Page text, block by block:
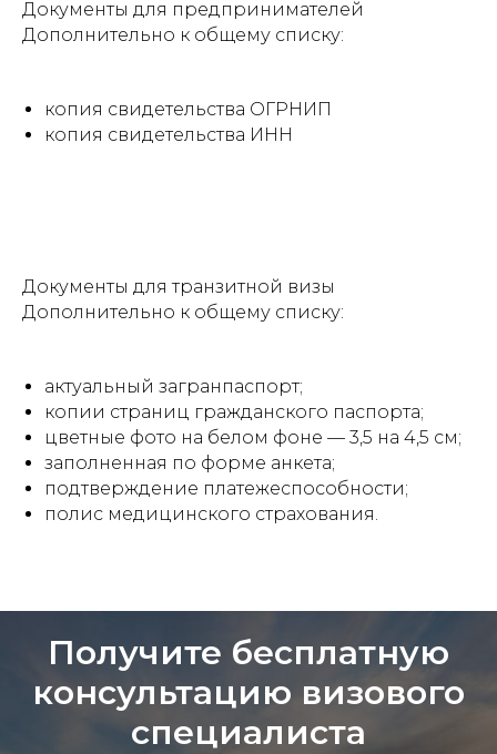
Документы для предпринимателей
Дополнительно к общему списку:
копия свидетельства ОГРНИП
копия свидетельства ИНН
Документы для транзитной визы
Дополнительно к общему списку:
актуальный загранпаспорт;
копии страниц гражданского паспорта;
цветные фото на белом фоне — 3,5 на 4,5 см;
заполненная по форме анкета;
подтверждение платежеспособности;
полис медицинского страхования.
Получите бесплатную
консультацию визового
специалиста